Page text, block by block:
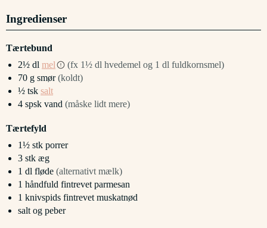
Ingredienser
Tærtebund
2½ dl mel
(fx 1½ dl hvedemel og 1 dl fuldkornsmel)
70 g smør (koldt)
½ tsk salt
4 spsk vand (måske lidt mere)
Tærtefyld
1½ stk porrer
3 stk æg
1 dl fløde (alternativt mælk)
1 håndfuld fintrevet parmesan
1 knivspids fintrevet muskatnød
salt og peber